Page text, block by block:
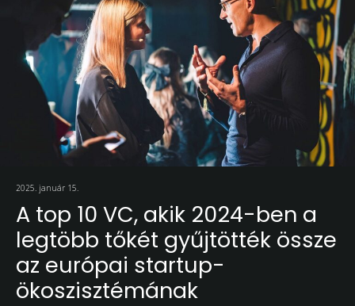
2025. január 15.
A top 10 VC, akik 2024-ben a
legtöbb tőkét gyűjtötték össze
az európai startup-
ökoszisztémának